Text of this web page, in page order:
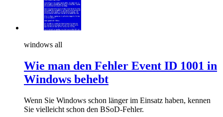
windows all
Wie man den Fehler Event ID 1001 in
Windows behebt
Wenn Sie Windows schon länger im Einsatz haben, kennen
Sie vielleicht schon den BSoD-Fehler.